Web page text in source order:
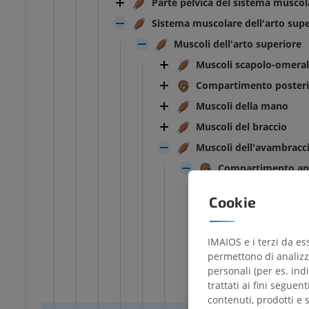
Sistema muscolare dell'arto
Muscoli dell'arto superiore
Muscoli scapolo-
Compartimento
Muscoli della mano
Muscoli del braccio
Muscoli
Compartimento
Muscolo
Muscolo
Cookie
IMAIOS e i terzi da
permettono di
personali (per es.
trattati ai fini
contenuti, prodotti e